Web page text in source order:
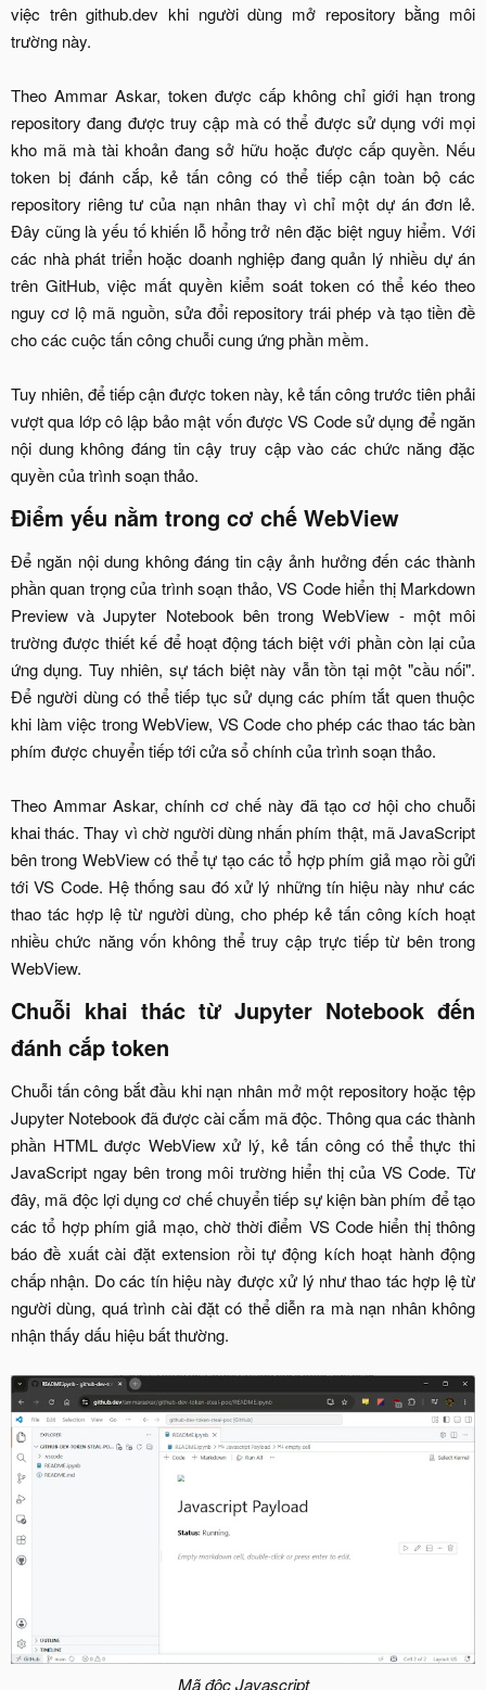
việc trên github.dev khi người dùng mở repository bằng môi
trường này.
Theo Ammar Askar, token được cấp không chỉ giới hạn trong
repository đang được truy cập mà có thể được sử dụng với mọi
kho mã mà tài khoản đang sở hữu hoặc được cấp quyền. Nếu
token bị đánh cắp, kẻ tấn công có thể tiếp cận toàn bộ các
repository riêng tư của nạn nhân thay vì chỉ một dự án đơn lẻ.
Đây cũng là yếu tố khiến lỗ hổng trở nên đặc biệt nguy hiểm. Với
các nhà phát triển hoặc doanh nghiệp đang quản lý nhiều dự án
trên GitHub, việc mất quyền kiểm soát token có thể kéo theo
nguy cơ lộ mã nguồn, sửa đổi repository trái phép và tạo tiền đề
cho các cuộc tấn công chuỗi cung ứng phần mềm.
Tuy nhiên, để tiếp cận được token này, kẻ tấn công trước tiên phải
vượt qua lớp cô lập bảo mật vốn được VS Code sử dụng để ngăn
nội dung không đáng tin cậy truy cập vào các chức năng đặc
quyền của trình soạn thảo.​
Điểm yếu nằm trong cơ chế WebView​
Để ngăn nội dung không đáng tin cậy ảnh hưởng đến các thành
phần quan trọng của trình soạn thảo, VS Code hiển thị Markdown
Preview và Jupyter Notebook bên trong WebView - một môi
trường được thiết kế để hoạt động tách biệt với phần còn lại của
ứng dụng. Tuy nhiên, sự tách biệt này vẫn tồn tại một "cầu nối".
Để người dùng có thể tiếp tục sử dụng các phím tắt quen thuộc
khi làm việc trong WebView, VS Code cho phép các thao tác bàn
phím được chuyển tiếp tới cửa sổ chính của trình soạn thảo.
Theo Ammar Askar, chính cơ chế này đã tạo cơ hội cho chuỗi
khai thác. Thay vì chờ người dùng nhấn phím thật, mã JavaScript
bên trong WebView có thể tự tạo các tổ hợp phím giả mạo rồi gửi
tới VS Code. Hệ thống sau đó xử lý những tín hiệu này như các
thao tác hợp lệ từ người dùng, cho phép kẻ tấn công kích hoạt
nhiều chức năng vốn không thể truy cập trực tiếp từ bên trong
WebView.​
Chuỗi khai thác từ Jupyter Notebook đến
đánh cắp token​
Chuỗi tấn công bắt đầu khi nạn nhân mở một repository hoặc tệp
Jupyter Notebook đã được cài cắm mã độc. Thông qua các thành
phần HTML được WebView xử lý, kẻ tấn công có thể thực thi
JavaScript ngay bên trong môi trường hiển thị của VS Code. Từ
đây, mã độc lợi dụng cơ chế chuyển tiếp sự kiện bàn phím để tạo
các tổ hợp phím giả mạo, chờ thời điểm VS Code hiển thị thông
báo đề xuất cài đặt extension rồi tự động kích hoạt hành động
chấp nhận. Do các tín hiệu này được xử lý như thao tác hợp lệ từ
người dùng, quá trình cài đặt có thể diễn ra mà nạn nhân không
nhận thấy dấu hiệu bất thường.
Mã độc Javascript